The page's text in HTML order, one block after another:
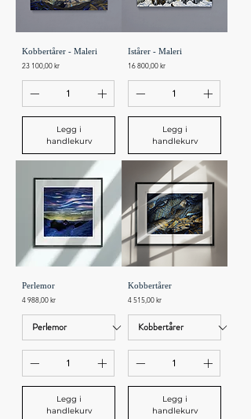
Kobbertårer - Maleri
Pris
23 100,00 kr
Legg i
handlekurv
Istårer - Maleri
Pris
16 800,00 kr
Legg i
handlekurv
Perlemor
Pris
4 988,00 kr
Legg i
handlekurv
Kobbertårer
Pris
4 515,00 kr
Legg i
handlekurv